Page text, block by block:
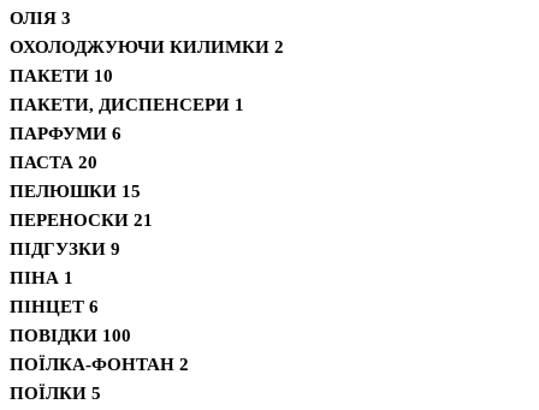
ОЛІЯ 3
ОХОЛОДЖУЮЧИ КИЛИМКИ 2
ПАКЕТИ 10
ПАКЕТИ, ДИСПЕНСЕРИ 1
ПАРФУМИ 6
ПАСТА 20
ПЕЛЮШКИ 15
ПЕРЕНОСКИ 21
ПІДГУЗКИ 9
ПІНА 1
ПІНЦЕТ 6
ПОВІДКИ 100
ПОЇЛКА-ФОНТАН 2
ПОЇЛКИ 5